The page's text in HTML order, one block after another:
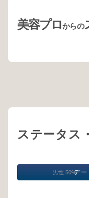
美容プロからの
ステータス
デ
男性 50%